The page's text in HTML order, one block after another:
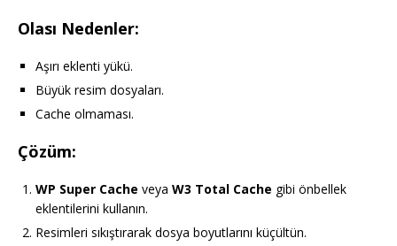
Olası Nedenler:
Aşırı eklenti yükü.
Büyük resim dosyaları.
Cache olmaması.
Çözüm:
WP Super Cache veya W3 Total Cache gibi önbellek
eklentilerini kullanın.
Resimleri sıkıştırarak dosya boyutlarını küçültün.